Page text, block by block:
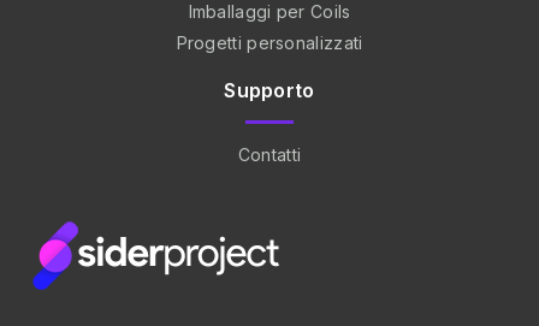
Imballaggi per Coils
Progetti personalizzati
Supporto
Contatti